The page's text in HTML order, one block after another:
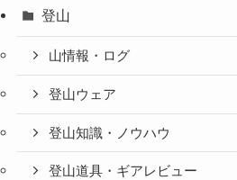
登山
山情報・ログ
登山ウェア
登山知識・ノウハウ
登山道具・ギアレビュー